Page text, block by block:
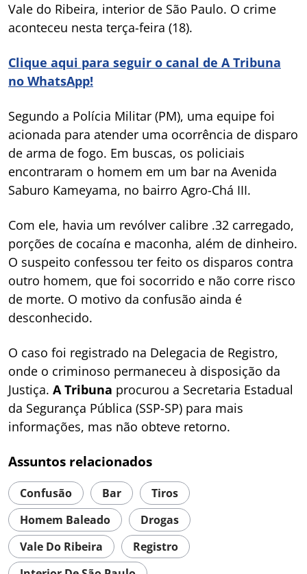
Vale do Ribeira, interior de São Paulo. O crime
aconteceu nesta terça-feira (18).
Clique aqui para seguir o canal de A Tribuna
no WhatsApp!
Segundo a Polícia Militar (PM), uma equipe foi
acionada para atender uma ocorrência de disparo
de arma de fogo. Em buscas, os policiais
encontraram o homem em um bar na Avenida
Saburo Kameyama, no bairro Agro-Chá III.
Com ele, havia um revólver calibre .32 carregado,
porções de cocaína e maconha, além de dinheiro.
O suspeito confessou ter feito os disparos contra
outro homem, que foi socorrido e não corre risco
de morte. O motivo da confusão ainda é
desconhecido.
O caso foi registrado na Delegacia de Registro,
onde o criminoso permaneceu à disposição da
Justiça. A Tribuna procurou a Secretaria Estadual
da Segurança Pública (SSP-SP) para mais
informações, mas não obteve retorno.
Assuntos relacionados
Confusão Bar
Tiros
Homem Baleado
Drogas
Vale Do Ribeira
Registro